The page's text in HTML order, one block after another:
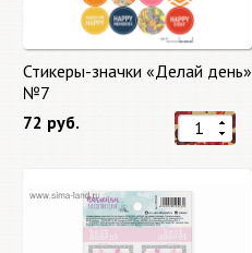
Стикеры-значки «Делай день»
№7
72 руб.